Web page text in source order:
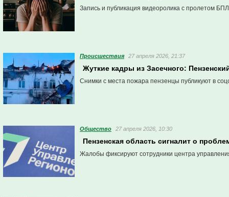
Запись и публикация видеоролика с пролетом
Проиcшествия 27 апреля 2026, 21:37
Жуткие кадры из Засечного:
Снимки с места пожара пензенцы публикуют в
Общество 27 апреля 2026, 10:30
Пензенская область сигналит о
Жалобы фиксируют сотрудники центра